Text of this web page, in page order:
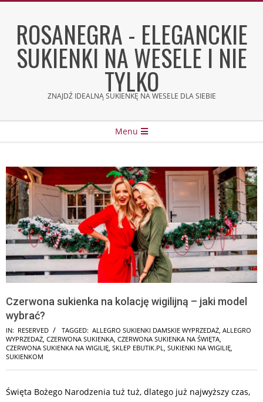
contentROSANEGRA - ELEGANCKIE
SUKIENKI NA WESELE I NIE
TYLKO
ZNAJDŹ IDEALNĄ SUKIENKĘ NA WESELE DLA SIEBIE
Menu
Czerwona sukienka na kolację wigilijną – jaki model
wybrać?
IN: RESERVED TAGGED: ALLEGRO SUKIENKI DAMSKIE WYPRZEDAŻ ALLEGRO
WYPRZEDAŻ CZERWONA SUKIENKA CZERWONA SUKIENKA NA ŚWIĘTA
CZERWONA SUKIENKA NA WIGILIĘ SKLEP EBUTIK.PL SUKIENKI NA WIGILIĘ
SUKIENKOM
Święta Bożego Narodzenia tuż tuż, dlatego już najwyższy czas,